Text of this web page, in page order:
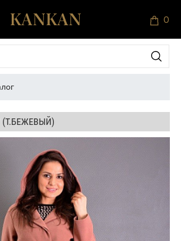
0
(Т.БЕЖЕВЫЙ)